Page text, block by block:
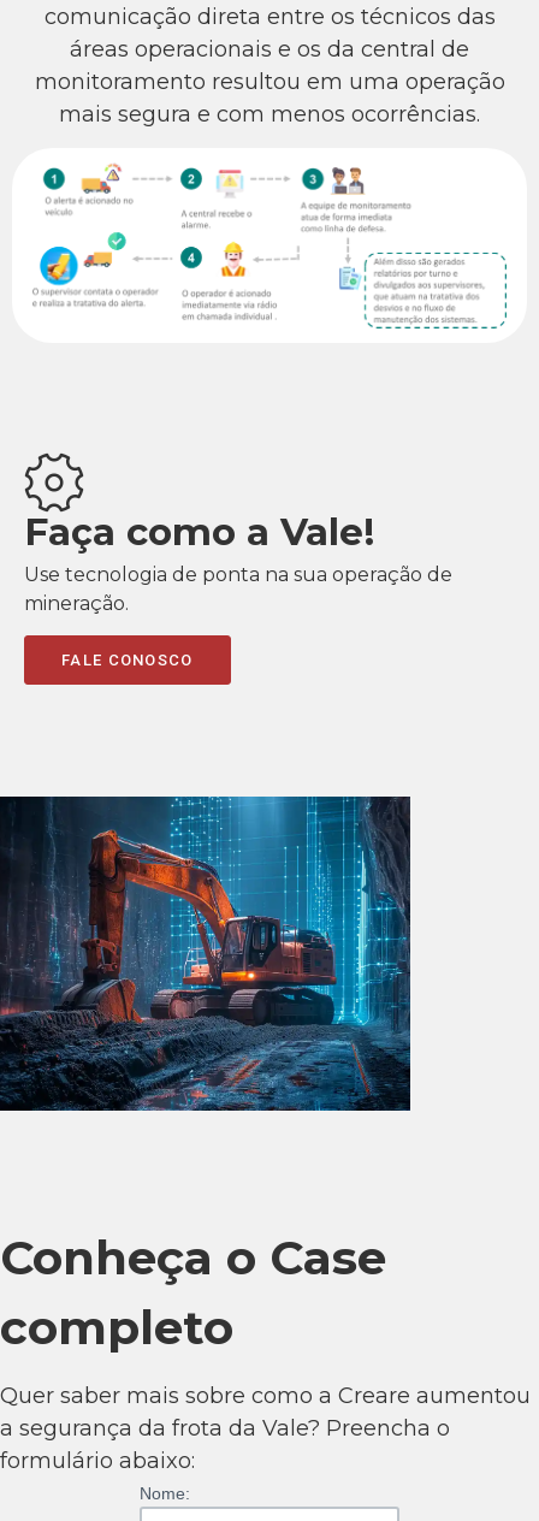
comunicação direta entre os técnicos das
áreas operacionais e os da central de
monitoramento resultou em uma operação
mais segura e com menos ocorrências.
Faça como a Vale!
Use tecnologia de ponta na sua operação de
mineração.
FALE CONOSCO
Conheça o Case
completo
Quer saber mais sobre como a Creare aumentou
a segurança da frota da Vale? Preencha o
formulário abaixo:
Nome: